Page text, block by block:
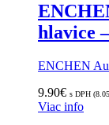
hlavice
ENCHEN
9.90€ s DPH (8.05
Viac info